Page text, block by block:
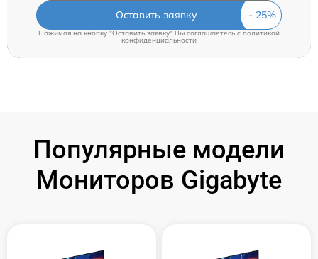
Оставить заявку
Нажимая на кнопку "Оставить заявку" Вы соглашаетесь cполитикой
конфиденциальности
Популярные модели
Мониторов Gigabyte